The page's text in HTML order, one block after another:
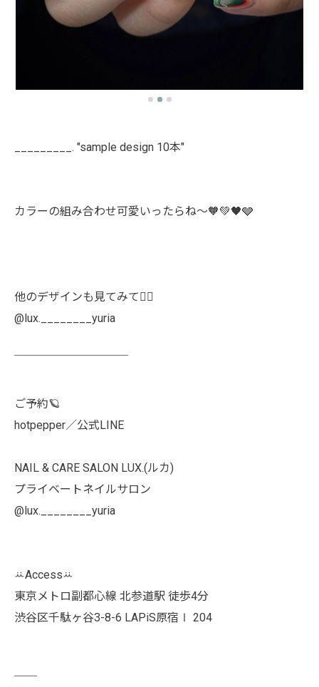
_________. "sample design 10本"
カラーの組み合わせ可愛いったらね〜🧡💚🖤🩶
他のデザインも見てみて👯‍♀️
@lux.________yuria
ご予約🪐
hotpepper／公式LINE
NAIL & CARE SALON LUX.(ルカ)
プライベートネイルサロン
@lux.________yuria
ꕁAccessꕁ
東京メトロ副都心線 北参道駅 徒歩4分
渋谷区千駄ヶ谷3-8-6 LAPiS原宿Ⅰ 204